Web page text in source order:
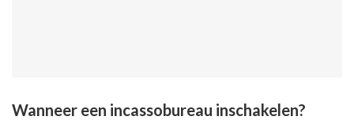
Wanneer een incassobureau inschakelen?